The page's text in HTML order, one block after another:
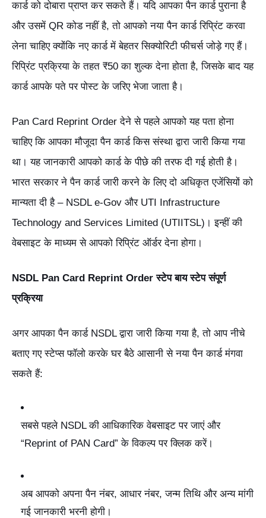
कार्ड को दोबारा प्राप्त कर सकते हैं। यदि आपका पैन कार्ड पुराना है
और उसमें QR कोड नहीं है, तो आपको नया पैन कार्ड रिप्रिंट करवा
लेना चाहिए क्योंकि नए कार्ड में बेहतर सिक्योरिटी फीचर्स जोड़े गए हैं।
रिप्रिंट प्रक्रिया के तहत ₹50 का शुल्क देना होता है, जिसके बाद यह
कार्ड आपके पते पर पोस्ट के जरिए भेजा जाता है।
Pan Card Reprint Order देने से पहले आपको यह पता होना
चाहिए कि आपका मौजूदा पैन कार्ड किस संस्था द्वारा जारी किया गया
था। यह जानकारी आपको कार्ड के पीछे की तरफ दी गई होती है।
भारत सरकार ने पैन कार्ड जारी करने के लिए दो अधिकृत एजेंसियों को
मान्यता दी है – NSDL e-Gov और UTI Infrastructure
Technology and Services Limited (UTIITSL)। इन्हीं की
वेबसाइट के माध्यम से आपको रिप्रिंट ऑर्डर देना होगा।
NSDL Pan Card Reprint Order स्टेप बाय स्टेप संपूर्ण
प्रक्रिया
अगर आपका पैन कार्ड NSDL द्वारा जारी किया गया है, तो आप नीचे
बताए गए स्टेप्स फॉलो करके घर बैठे आसानी से नया पैन कार्ड मंगवा
सकते हैं:
सबसे पहले NSDL की आधिकारिक वेबसाइट पर जाएं और
“Reprint of PAN Card” के विकल्प पर क्लिक करें।
अब आपको अपना पैन नंबर, आधार नंबर, जन्म तिथि और अन्य मांगी
गई जानकारी भरनी होगी।